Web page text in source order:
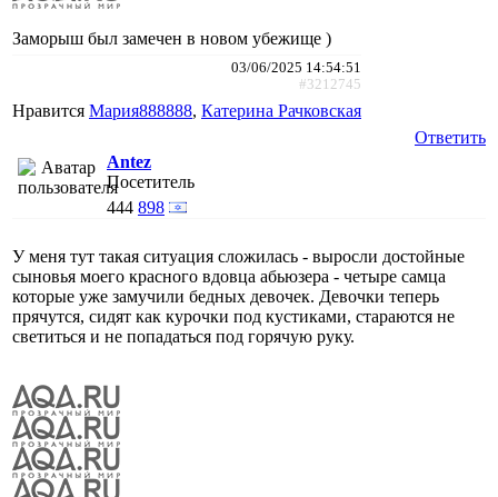
Заморыш был замечен в новом убежище )
03/06/2025 14:54:51
#3212745
Нравится Мария888888, Катерина Рачковская
Ответить
Antez
Посетитель
444 898
У меня тут такая ситуация сложилась - выросли достойные
сыновья моего красного вдовца абьюзера - четыре самца
которые уже замучили бедных девочек. Девочки теперь
прячутся, сидят как курочки под кустиками, стараются не
светиться и не попадаться под горячую руку.